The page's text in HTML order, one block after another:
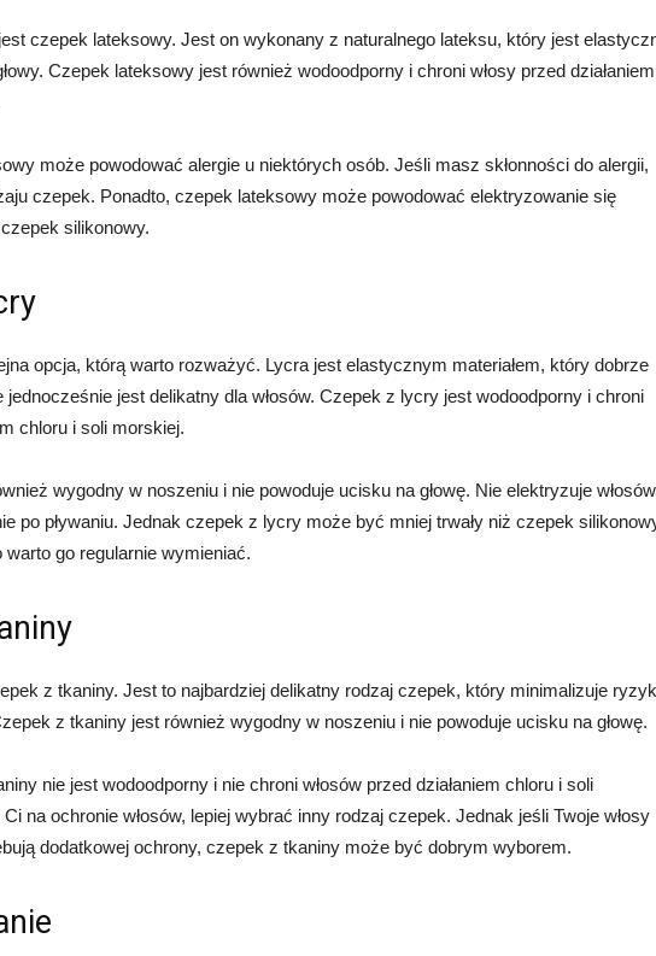
czepek lateksowy. Jest on wykonany z naturalnego lateksu, który jest
Czepek lateksowy jest również wodoodporny i chroni włosy przed działaniem
może powodować alergie u niektórych osób. Jeśli masz skłonności do alergii,
czepek. Ponadto, czepek lateksowy może powodować elektryzowanie się
silikonowy.
opcja, którą warto rozważyć. Lycra jest elastycznym materiałem, który dobrze
jednocześnie jest delikatny dla włosów. Czepek z lycry jest wodoodporny i chroni
chloru i soli morskiej.
wygodny w noszeniu i nie powoduje ucisku na głowę. Nie elektryzuje
po pływaniu. Jednak czepek z lycry może być mniej trwały niż czepek
warto go regularnie wymieniać.
z tkaniny. Jest to najbardziej delikatny rodzaj czepek, który minimalizuje
z tkaniny jest również wygodny w noszeniu i nie powoduje ucisku na głowę.
nie jest wodoodporny i nie chroni włosów przed działaniem chloru i soli
na ochronie włosów, lepiej wybrać inny rodzaj czepek. Jednak jeśli Twoje włosy
dodatkowej ochrony, czepek z tkaniny może być dobrym wyborem.